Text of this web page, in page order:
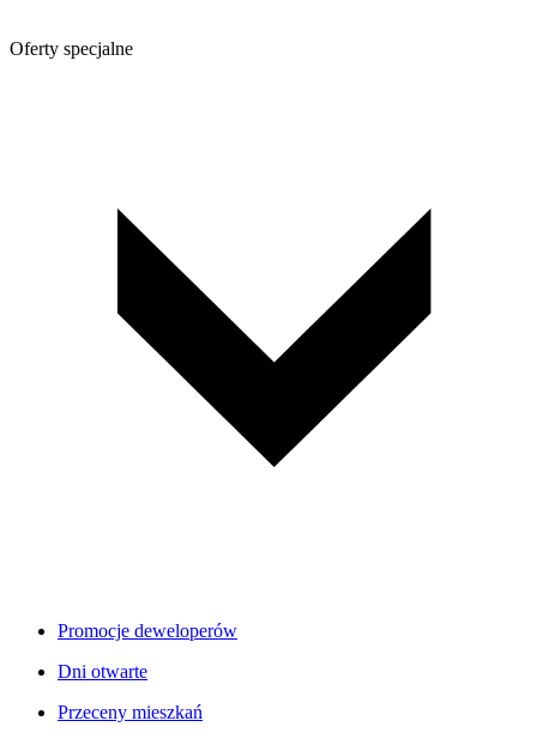
Oferty specjalne
Promocje deweloperów
Dni otwarte
Przeceny mieszkań